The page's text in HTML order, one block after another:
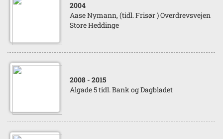
2004
Aase Nymann, (tidl. Frisør ) Overdrevsvejen
Store Heddinge
2008 - 2015
Algade 5 tidl. Bank og Dagbladet